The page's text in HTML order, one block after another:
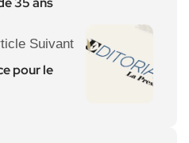
Suivant
pour le